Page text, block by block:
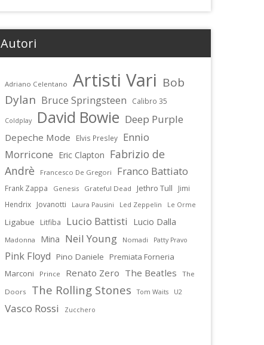
Autori
Adriano Celentano Artisti Vari Bob
Dylan Bruce Springsteen Calibro 35
Coldplay David Bowie Deep Purple
Depeche Mode Elvis Presley
Ennio
Morricone Eric Clapton Fabrizio de
Andrè
Francesco De Gregori Franco Battiato
Frank Zappa Genesis Grateful Dead Jethro Tull
Jimi
Hendrix
Jovanotti Laura Pausini Led Zeppelin Le Orme
Ligabue Litfiba Lucio Battisti Lucio Dalla
Madonna Mina Neil Young Nomadi Patty Pravo
Pink Floyd Pino Daniele
Premiata Forneria
Marconi
Prince Renato Zero The Beatles
The
Doors
The Rolling Stones Tom Waits U2
Vasco Rossi Zucchero